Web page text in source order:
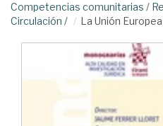
Competencias comunitarias /
Circulación / La Unión